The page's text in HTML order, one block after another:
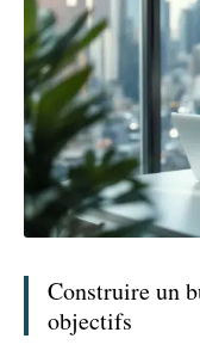
Construire un
objectifs